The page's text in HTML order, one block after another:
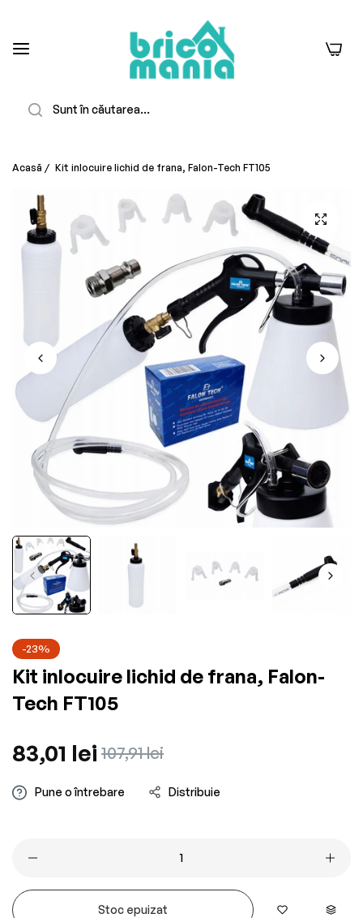
0
Acasă / Kit inlocuire lichid de frana, Falon-Tech FT105
-23%
Kit inlocuire lichid de frana, Falon-
Tech FT105
Preț
obișnuit
83,01 lei Preț
redus
107,91 lei
Pune o întrebare Distribuie
Stoc epuizat